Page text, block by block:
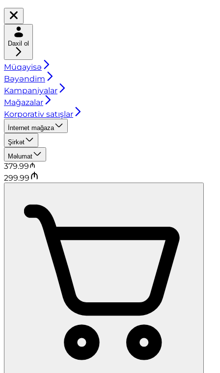
Daxil ol
Müqayisə
Bəyəndim
Kampaniyalar
Mağazalar
Korporativ satışlar
İnternet mağaza
Şirkət
Məlumat
379.99
299.99